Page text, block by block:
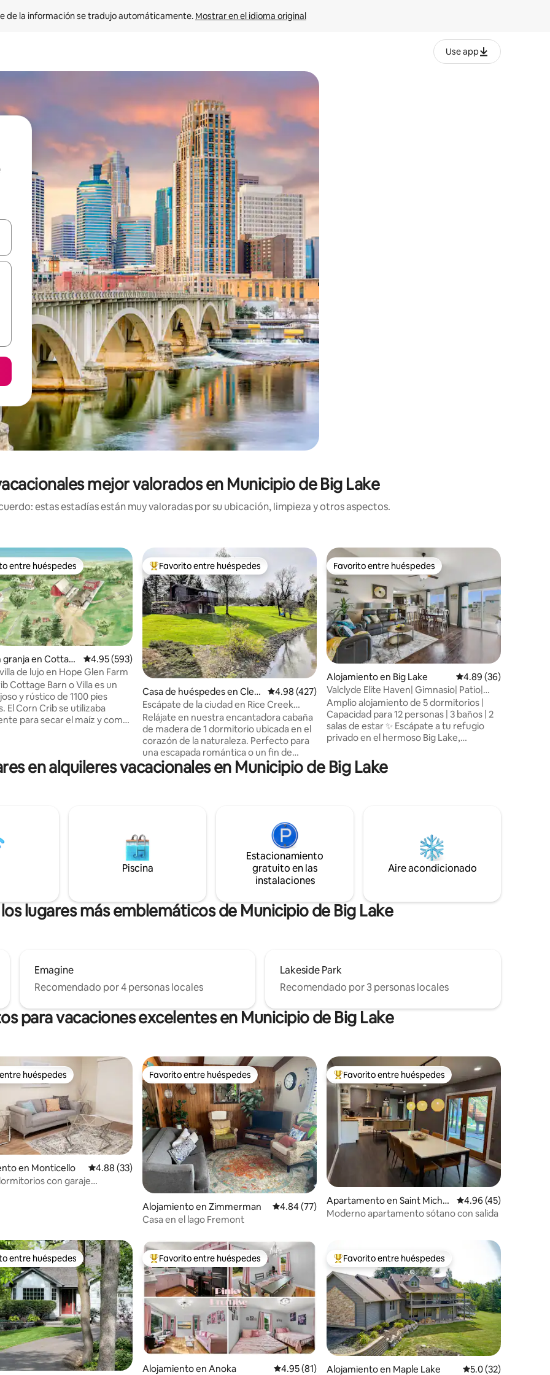
de la información se tradujo automáticamente. Mostrar en el idioma original
Use app
las teclas de flecha hacia arriba y hacia abajo o explora con el tacto o desliza el dedo.
mejor valorados en Municipio de Big Lake
estas estadías están muy valoradas por su ubicación, limpieza y otros aspectos.
5.0 de 5, 27 reseñas
huéspedes preferido
entre huéspedes
granja en Cottag
Calificación promedio: 4.95 de 5, 593 reseñas
4.95 (593)
de lujo en Hope Glen Farm
Cottage Barn o Villa es un
y rústico de 1100 pies
El Corn Crib se utilizaba
para secar el maíz y como
para 2 personas, ducha
hermosa cocina
del árbol Lofty Lodge de la
del árbol en Airbnb, anuncio
Favorito entre huéspedes preferido
Favorito entre huéspedes
Casa de huéspedes en Clear
Lake
Calificación promedio: 4.98 de 5, 427 reseñas
4.98 (427)
Escápate de la ciudad en Rice Creek
Guesthouse.
Relájate en nuestra encantadora cabaña
de madera de 1 dormitorio ubicada en el
corazón de la naturaleza. Perfecto para
una escapada romántica o un fin de
semana tranquilo, este sereno refugio
ofrece más de una milla de senderos
una caña para disfrutar de una tarde
tranquila de pesca, o simplemente
observa a los ciervos pasear desde la
puerta de tu casa. Ya sea que busques
soledad o aventura, este es el mejor
lugar para desconectarte y recargar
Favorito entre huéspedes
Favorito entre huéspedes
Alojamiento en Big Lake Calificación
4.89 (36)
Valclyde Elite Haven| Gimnasio| Patio|
Espacio de trabajo
Amplio alojamiento de 5 dormitorios |
Capacidad para 12 personas | 3 baños | 2
salas de estar ✨ Escápate a tu refugio
privado en el hermoso Big Lake,
moderna con el encanto atemporal,
creando el entorno perfecto para que las
y comer en restaurantes locales,
mientras que el cercano Northstar Rail
ofrece un cómodo acceso a Minneapolis.
en alquileres vacacionales en Municipio de Big Lake
Piscina
Estacionamiento
gratuito en las
instalaciones
Aire acondicionado
lugares más emblemáticos de Municipio de Big Lake
Emagine
Recomendado por 4 personas locales
Lakeside Park
Recomendado por 3 personas locales
para vacaciones excelentes en Municipio de Big Lake
de 5, 68 reseñas
huéspedes
huéspedes
en Monticello Calificación promedio: 4.88 de 5, 33 reseñas
4.88 (33)
con garaje
Favorito entre huéspedes
Favorito entre huéspedes
Alojamiento en Zimmerman Calificación promedio: 4.84 de 5, 77 reseñas
4.84 (77)
Casa en el lago Fremont
Favorito entre huéspedes preferido
Favorito entre huéspedes
Apartamento en Saint Micha
el
Calificación
4.96 (45)
Moderno apartamento sótano con salida
5.0 de 5, 5 reseñas
huéspedes preferido
entre huéspedes Favorito entre huéspedes preferido
Favorito entre huéspedes
Alojamiento en Anoka Calificación promedio: 4.95 de 5, 81 reseñas
4.95 (81)
Favorito entre huéspedes preferido
Favorito entre huéspedes
Alojamiento en Maple Lake Calificación
5.0 (32)